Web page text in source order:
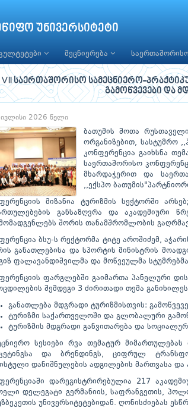
უნივერსიტეტი
მეცნიერება
VII საერთაშორისო სამეცნიერო-
გამოწვევები და
2026 წელი
ბათუმის შოთა
ორგანიზებით, სასტუმრო
კონფერენცია გაიხსნა
საერთაშორისო
მხარდაჭერით და
,,ექსპო
მიზანია ტურიზმის სექტორში
განსაზღვრა და აკადემიური
შორის თანამშრომლობის
ბსუ-ს რექტორმა ტიტე აროშიძემ,
განათლებისა და სპორტის მინისტრის
ფალავანდიშვილმა და მოწვეულმა სტუმრებმა
ფარგლებში გაიმართა პანელური
შემდეგი 3 ძირითადი თემა
განათლება მდგრადი ტურიზმისთვის:
ტურიზმი საქართველოში და გლობალური
ტურიზმის მდგრადი განვითარება და
სესიები რვა თემატურ
და ბრენდინგს, ციფრულ
დანიშნულების ადგილების მართვასა და
დარეგისტრირებულია 217
დელეგატი გერმანიის, საფრანგეთის,
უნივერსიტეტებიდან. ღონისძიებას